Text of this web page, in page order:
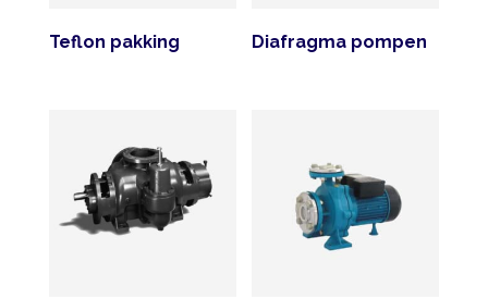
Teflon pakking Diafragma pompen